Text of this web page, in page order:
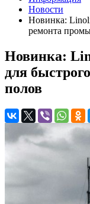
Новости
Новинка:
ремонта
Новинка:
для
полов